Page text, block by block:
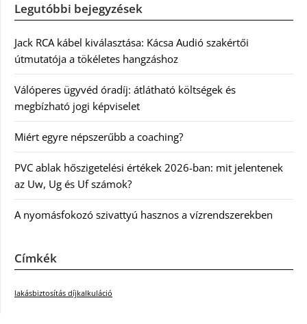
Legutóbbi bejegyzések
Jack RCA kábel kiválasztása: Kácsa Audió szakértői
útmutatója a tökéletes hangzáshoz
Válóperes ügyvéd óradíj: átlátható költségek és
megbízható jogi képviselet
Miért egyre népszerűbb a coaching?
PVC ablak hőszigetelési értékek 2026-ban: mit jelentenek
az Uw, Ug és Uf számok?
A nyomásfokozó szivattyú hasznos a vízrendszerekben
Címkék
lakásbiztosítás díjkalkuláció